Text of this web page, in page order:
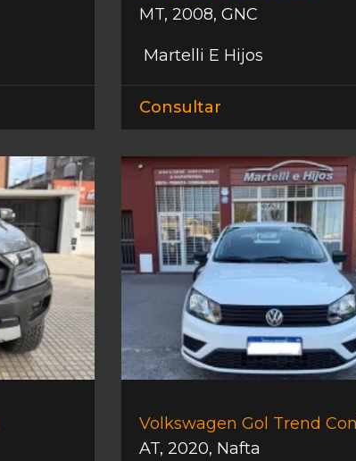
MT, 2008, GNC
Martelli E Hijos
Consultar
Volkswagen Gol Trend
AT, 2020, Nafta